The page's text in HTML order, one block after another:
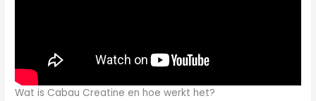
Wat is Cabau Creatine en hoe werkt het?